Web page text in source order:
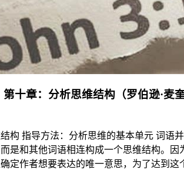
第十章：分析思维结构（罗伯逊·麦
构 指导方法：分析思维的基本单元 词语并
是和其他词语相连构成一个思维结构。因
定作者想要表达的唯一意思，为了达到这